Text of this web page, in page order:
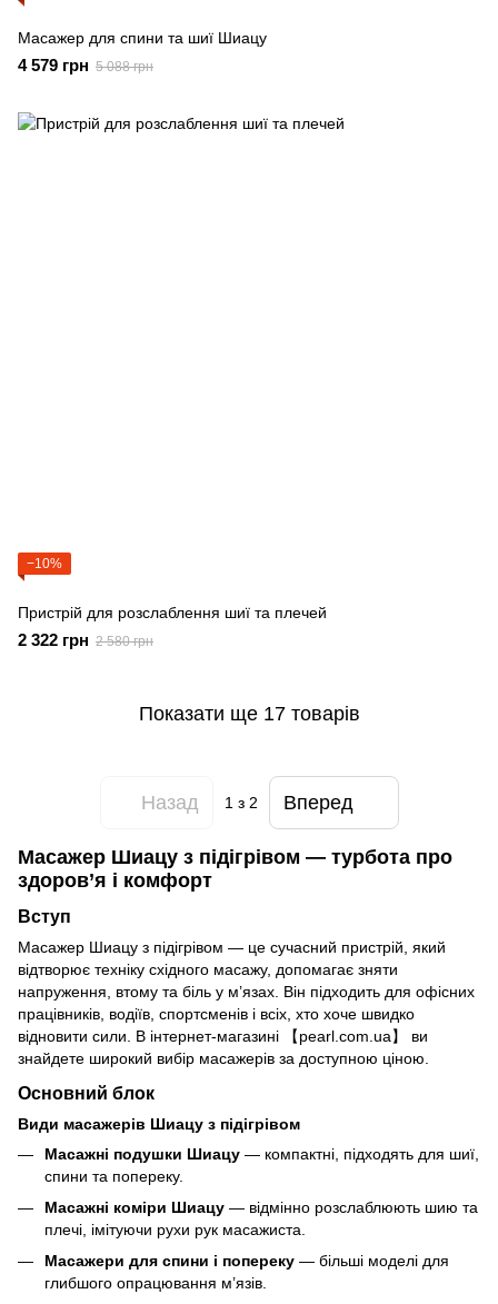
Масажер для спини та шиї Шиацу
4 579 грн 5 088 грн
−10%
Пристрій для розслаблення шиї та плечей
2 322 грн 2 580 грн
Показати ще 17 товарів
Назад 1 з 2 Вперед
Масажер Шиацу з підігрівом — турбота про
здоров’я і комфорт
Вступ
Масажер Шиацу з підігрівом — це сучасний пристрій, який
відтворює техніку східного масажу, допомагає зняти
напруження, втому та біль у м’язах. Він підходить для офісних
працівників, водіїв, спортсменів і всіх, хто хоче швидко
відновити сили. В інтернет-магазині 【pearl.com.ua】 ви
знайдете широкий вибір масажерів за доступною ціною.
Основний блок
Види масажерів Шиацу з підігрівом
Масажні подушки Шиацу — компактні, підходять для шиї,
спини та попереку.
Масажні коміри Шиацу — відмінно розслаблюють шию та
плечі, імітуючи рухи рук масажиста.
Масажери для спини і попереку — більші моделі для
глибшого опрацювання м’язів.